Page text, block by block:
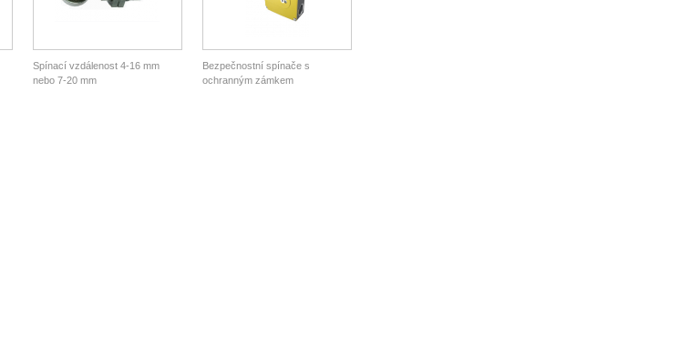
Spínací vzdálenost 4-16 mm
nebo 7-20 mm
Bezpečnostní spínače s
ochranným zámkem